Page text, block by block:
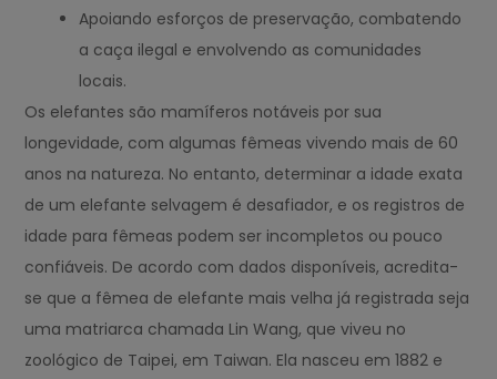
Apoiando esforços de preservação, combatendo
a caça ilegal e envolvendo as comunidades
locais.
Os elefantes são mamíferos notáveis por sua
longevidade, com algumas fêmeas vivendo mais de 60
anos na natureza. No entanto, determinar a idade exata
de um elefante selvagem é desafiador, e os registros de
idade para fêmeas podem ser incompletos ou pouco
confiáveis. De acordo com dados disponíveis, acredita-
se que a fêmea de elefante mais velha já registrada seja
uma matriarca chamada Lin Wang, que viveu no
zoológico de Taipei, em Taiwan. Ela nasceu em 1882 e